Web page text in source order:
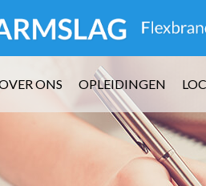
ONS OPLEIDINGEN